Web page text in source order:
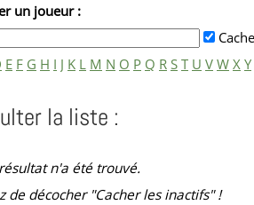
un joueur :
la liste :
n'a été trouvé.
de décocher "Cacher les inactifs" !